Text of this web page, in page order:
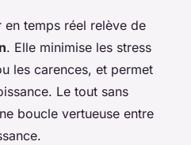
en temps réel relève de
. Elle minimise les stress
les carences, et permet
Le tout sans
boucle vertueuse entre